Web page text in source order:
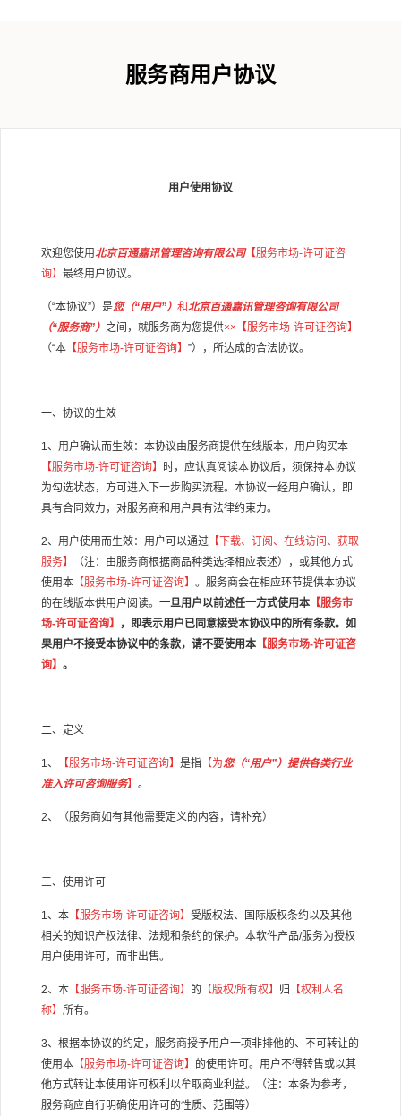
服务商用户协议
用户使用协议
欢迎您使用北京百通嘉讯管理咨询有限公司【服务市场-许可证咨
询】 最终用户协议。
（“本协议”）是您（“用户”） 和北京百通嘉讯管理咨询有限公司
（“服务商”） 之间，就服务商为您提供×× 【服务市场-许可证咨询】
（“本 【服务市场-许可证咨询】 ”），所达成的合法协议。
一、协议的生效
1、用户确认而生效：本协议由服务商提供在线版本，用户购买本
【服务市场-许可证咨询】 时，应认真阅读本协议后，须保持本协议
为勾选状态，方可进入下一步购买流程。本协议一经用户确认，即
具有合同效力，对服务商和用户具有法律约束力。
2、用户使用而生效：用户可以通过 【下载、订阅、在线访问、获取
服务】
（注：由服务商根据商品种类选择相应表述），或其他方式
使用本 【服务市场-许可证咨询】 。服务商会在相应环节提供本协议
的在线版本供用户阅读。 一旦用户以前述任一方式使用本 【服务市
场-许可证咨询】
，即表示用户已同意接受本协议中的所有条款。如
果用户不接受本协议中的条款，请不要使用本 【服务市场-许可证咨
询】 。
二、定义
1、 【服务市场-许可证咨询】 是指 【为您（“用户”）提供各类行业
准入许可咨询服务】 。
2、（服务商如有其他需要定义的内容，请补充）
三、使用许可
1、本 【服务市场-许可证咨询】 受版权法、国际版权条约以及其他
相关的知识产权法律、法规和条约的保护。本软件产品/服务为授权
用户使用许可，而非出售。
2、本 【服务市场-许可证咨询】 的 【版权/所有权】 归
【权利人名
称】 所有。
3、根据本协议的约定，服务商授予用户一项非排他的、不可转让的
使用本 【服务市场-许可证咨询】 的使用许可。用户不得转售或以其
他方式转让本使用许可权利以牟取商业利益。（注：本条为参考，
服务商应自行明确使用许可的性质、范围等）